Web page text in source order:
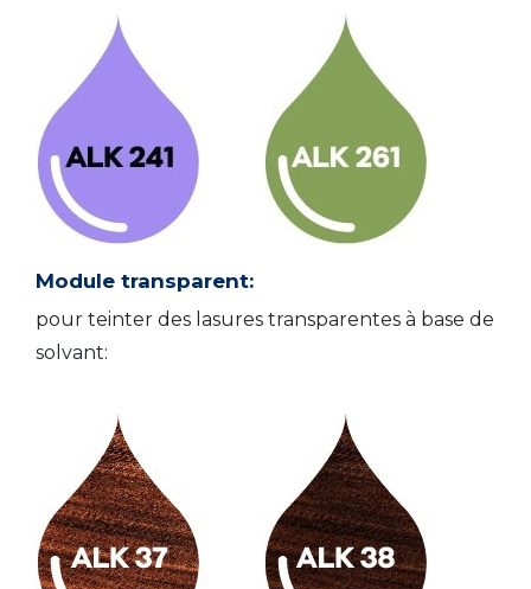
Module transparent:
pour teinter des lasures transparentes à base de
solvant: